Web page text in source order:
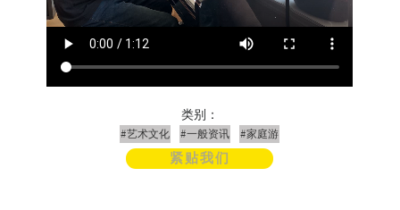
类别：
#艺术文化 #一般资讯 #家庭游
紧贴我们